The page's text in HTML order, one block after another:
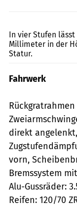
In vier Stufen lässt
Millimeter in der
Statur.
Fahrwerk
direkt
vorn,
Bremssystem
Alu-Gussräder:
Reifen: 120/70